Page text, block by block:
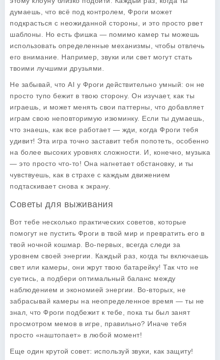
думаешь, что всё под контролем, Фроги может
подкрасться с неожиданной стороны, и это просто рвет
шаблоны. Но есть фишка — помимо камер ты можешь
использовать определенные механизмы, чтобы отвлечь
его внимание. Например, звуки или свет могут стать
твоими лучшими друзьями.
Не забывай, что AI у Фроги действительно умный: он не
просто тупо бежит в твою сторону. Он изучает, как ты
играешь, и может менять свои паттерны, что добавляет
играм свою неповторимую изюминку. Если ты думаешь,
что знаешь, как все работает — жди, когда Фроги тебя
удивит! Эта игра точно заставит тебя попотеть, особенно
на более высоких уровнях сложности. И, конечно, музыка
— это просто что-то! Она нагнетает обстановку, и ты
чувствуешь, как в страхе с каждым движением
подтаскивает снова к экрану.
Советы для выживания
Вот тебе несколько практических советов , которые
помогут не пустить Фроги в твой мир и превратить его в
твой ночной кошмар. Во-первых, всегда следи за
уровнем своей энергии. Каждый раз, когда ты включаешь
свет или камеры, они жрут твою батарейку! Так что не
суетись, а подбери оптимальный баланс между
наблюдением и экономией энергии. Во-вторых, не
забрасывай камеры на неопределенное время — ты не
знал, что Фроги подбежит к тебе, пока ты был занят
просмотром мемов в игре, правильно? Иначе тебя
просто «наштопает» в любой момент!
Еще один крутой совет: используй звуки, как защиту!